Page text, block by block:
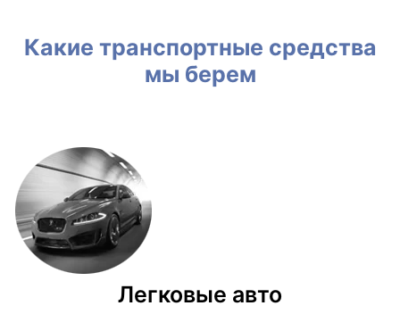
Какие транспортные средства
мы берем
Легковые авто